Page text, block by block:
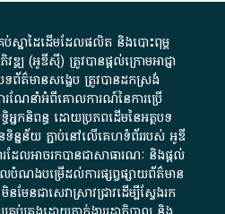
ប់​ស្នា​ដៃ​ដើម​ដែល​ផលិត​ និង​បោះពុម្ព​
ឌ្ឍ​​ (អូ​ឌី​ស៊ី)​ ត្រូវ​បាន​ផ្តល់​ក្រោម​អាជ្ញា
ទ​ព័ត៌មាន​សង្ខេប​ ត្រូវ​បាន​ដកស្រង់​
ណែនាំ​អំពី​គោលការណ៍​នៃ​ការ​ប្រើ
នកនិពន្ធ ដោយ​ប្រភពដើម​នៃ​​អត្ថបទ
ទិន្នន័យ ​ភ្ជាប់​នៅ​លើ​គេហទំព័រ​របស់​ អូ​ឌី​
ែល​អាច​រក​បានជា​សាធារណៈ​ និង​ផ្តល់​
ណង​បម្រើ​ដល់ការ​ផ្សព្វផ្សាយ​ព័ត៌មាន​
ែន​ជា​សេវា​ស្រាវជ្រាវ​ដើម្បី​ស្វែងរក